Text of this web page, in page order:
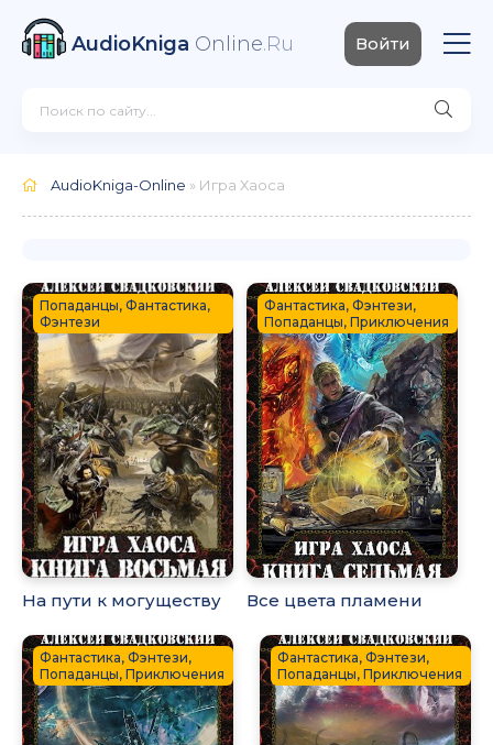
AudioKniga Online.Ru Войти
AudioKniga-Online » Игра Хаоса
Попаданцы, Фантастика,
Фэнтези
На пути к могуществу
Фантастика, Фэнтези,
Попаданцы, Приключения
Все цвета пламени
Фантастика, Фэнтези,
Попаданцы, Приключения
Фантастика, Фэнтези,
Попаданцы, Приключения